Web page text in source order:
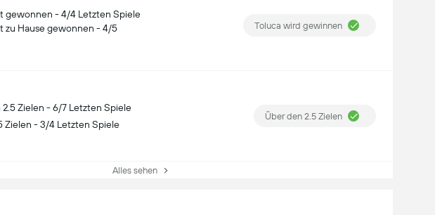
gewonnen - 4/4 Letzten Spiele
zu Hause gewonnen - 4/5
Toluca wird gewinnen
Zielen - 6/7 Letzten Spiele
Zielen - 3/4 Letzten Spiele
Über den 2.5 Zielen
Alles sehen